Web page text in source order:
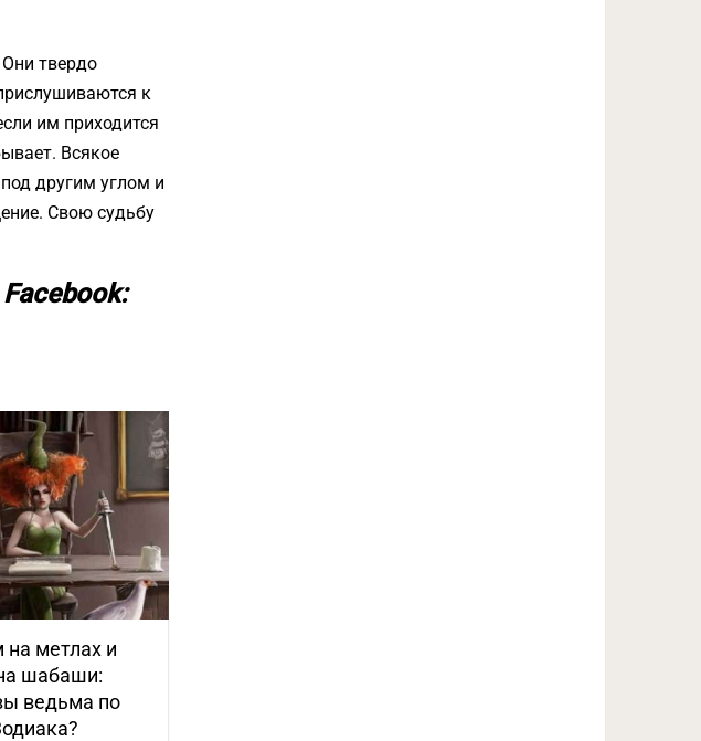
твердо
к
им приходится
Всякое
другим углом и
Свою судьбу
метлах и
шабаши:
ведьма по